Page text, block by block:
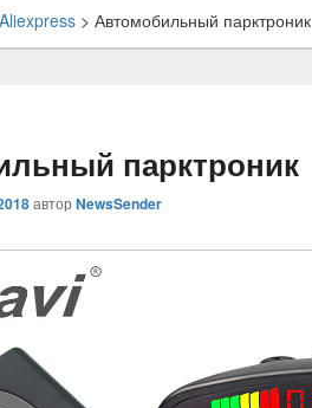
Aliexpress > Автомобильный парктроник
парктроник
автор NewsSender